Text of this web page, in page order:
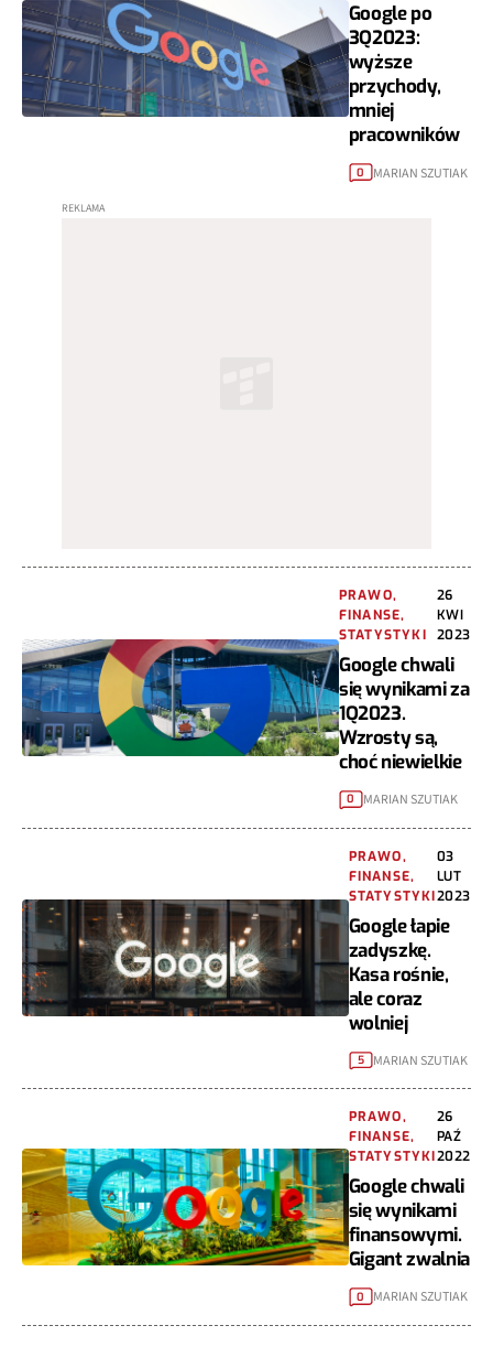
Google po
3Q2023:
wyższe
przychody,
mniej
pracowników
0 MARIAN SZUTIAK
PRAWO,
FINANSE,
STATYSTYKI
26
KWI
2023
Google chwali
się wynikami za
1Q2023.
Wzrosty są,
choć niewielkie
0 MARIAN SZUTIAK
PRAWO,
FINANSE,
STATYSTYKI
03
LUT
2023
Google łapie
zadyszkę.
Kasa rośnie,
ale coraz
wolniej
5 MARIAN SZUTIAK
PRAWO,
FINANSE,
STATYSTYKI
26
PAŹ
2022
Google chwali
się wynikami
finansowymi.
Gigant zwalnia
0 MARIAN SZUTIAK